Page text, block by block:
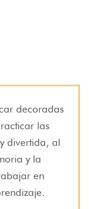
decoradas
las
divertida, al
y la
en